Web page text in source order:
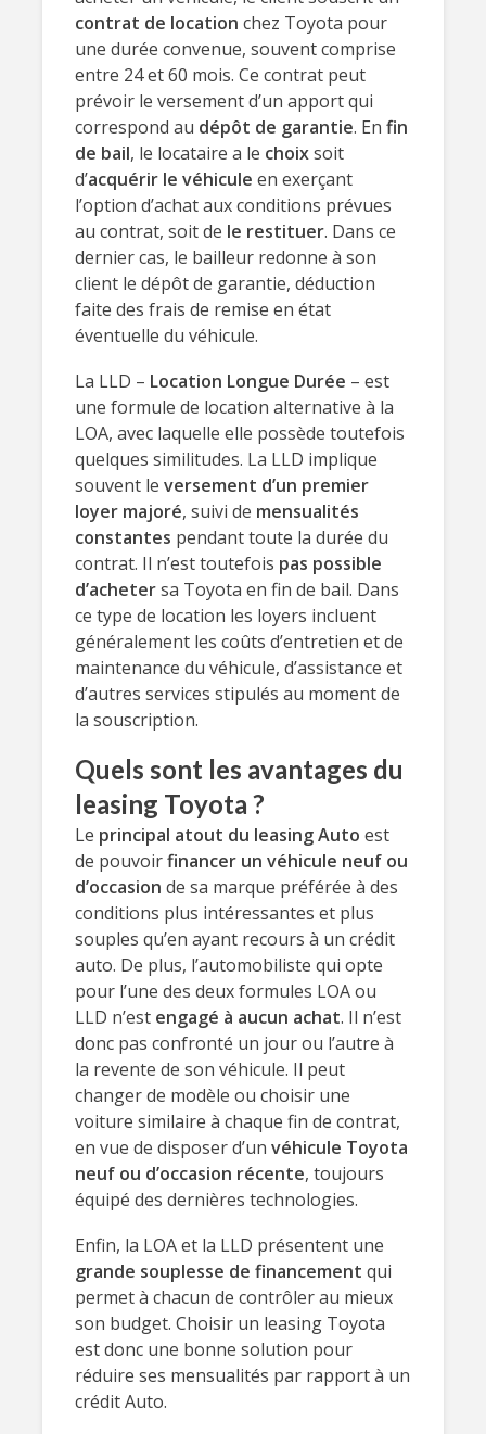
contrat de location chez Toyota pour
une durée convenue, souvent comprise
entre 24 et 60 mois. Ce contrat peut
prévoir le versement d’un apport qui
correspond au dépôt de garantie. En fin
de bail, le locataire a le choixsoit
d’acquérir le véhicule en exerçant
l’option d’achat aux conditions prévues
au contrat, soit de le restituer. Dans ce
dernier cas, le bailleur redonne à son
client le dépôt de garantie, déduction
faite des frais de remise en état
éventuelle du véhicule.
La LLD – Location Longue Durée – est
une formule de location alternative à la
LOA, avec laquelle elle possède toutefois
quelques similitudes. La LLD implique
souvent le versement d’un premier
loyer majoré, suivi de mensualités
constantes pendant toute la durée du
contrat. Il n’est toutefois pas possible
d’achetersa Toyota en fin de bail. Dans
ce type de location les loyers incluent
généralement les coûts d’entretien et de
maintenance du véhicule, d’assistance et
d’autres services stipulés au moment de
la souscription.
Quels sont les avantages du
leasing Toyota ?
Le principal atout du leasing Auto est
de pouvoirfinancer un véhicule neuf ou
d’occasion de sa marque préférée à des
conditions plus intéressantes et plus
souples qu’en ayant recours à un crédit
auto. De plus, l’automobiliste qui opte
pour l’une des deux formules LOA ou
LLD n’est engagé à aucun achat. Il n’est
donc pas confronté un jour ou l’autre à
la revente de son véhicule. Il peut
changer de modèle ou choisir une
voiture similaire à chaque fin de contrat,
en vue de disposer d’un véhicule Toyota
neuf ou d’occasion récente, toujours
équipé des dernières technologies.
Enfin, la LOA et la LLD présentent une
grande souplesse de financement qui
permet à chacun de contrôler au mieux
son budget. Choisir un leasing Toyota
est donc une bonne solution pour
réduire ses mensualités par rapport à un
crédit Auto.